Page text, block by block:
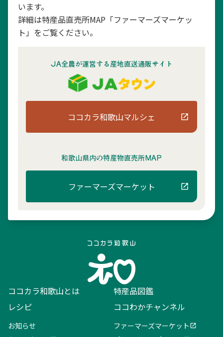
います。
詳細は特産品直売所MAP「ファーマーズマーケッ
ト」をご覧ください。
JA全農が運営する産地直送通販サイト
ココカラ和歌山マルシェ
和歌山県内の特産物直売所MAP
ファーマーズマーケット
ココカラ和歌山とは
特産品図鑑
レシピ
ココわかチャンネル
お知らせ
ファーマーズマーケット